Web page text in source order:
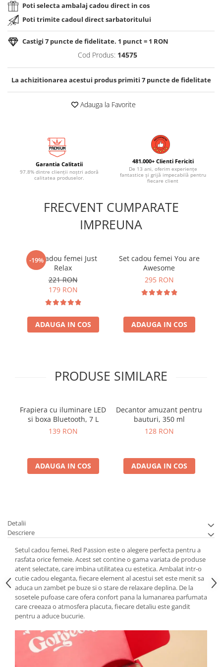
Poti selecta ambalaj cadou direct in cos
Poti trimite cadoul direct sarbatoritului
Castigi 7 puncte de fidelitate. 1 punct = 1 RON
Cod Produs: 14575
La achizitionarea acestui produs primiti 7puncte de fidelitate
Adauga la Favorite
Garantia Calitatii
97.8% dintre clienții noștri adoră
calitatea produselor.
481.000+ Clienti Fericiti
De 13 ani, oferim experiențe
fantastice și grijă impecabilă pentru
fiecare client
FRECVENT CUMPARATE
IMPREUNA
-19%
Set cadou femei Just
Relax
221 RON
179 RON
ADAUGA IN COS
Set cadou femei You are
Awesome
295 RON
ADAUGA IN COS
PRODUSE SIMILARE
Frapiera cu iluminare LED
si boxa Bluetooth, 7 L
139 RON
ADAUGA IN COS
Decantor amuzant pentru
bauturi, 350 ml
128 RON
ADAUGA IN COS
Detalii
Descriere
Setul cadou femei, Red Passion este o alegere perfecta pentru a
rasfata orice femeie. Acest set contine o gama variata de produse
atent selectate, care imbina utilitatea cu estetica. Ambalat intr-o
cutie cadou eleganta, fiecare element al acestui set este menit sa
aduca un zambet pe buze si o stare de relaxare deplina. De la
sosetele pufoase care ofera confort pana la lumanarea parfumata
care creeaza o atmosfera placuta, fiecare detaliu este gandit
pentru a aduce bucurie.